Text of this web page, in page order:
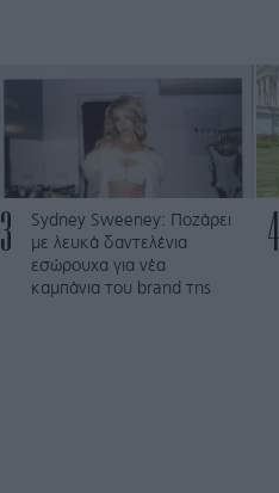
3
Sydney Sweeney: Ποζάρει
με λευκά δαντελένια
εσώρουχα για νέα
καμπάνια του brand της
4